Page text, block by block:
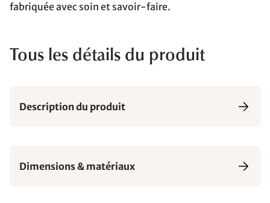
fabriquée avec soin et savoir-faire.
Tous les détails du produit
Description du produit
Dimensions & matériaux